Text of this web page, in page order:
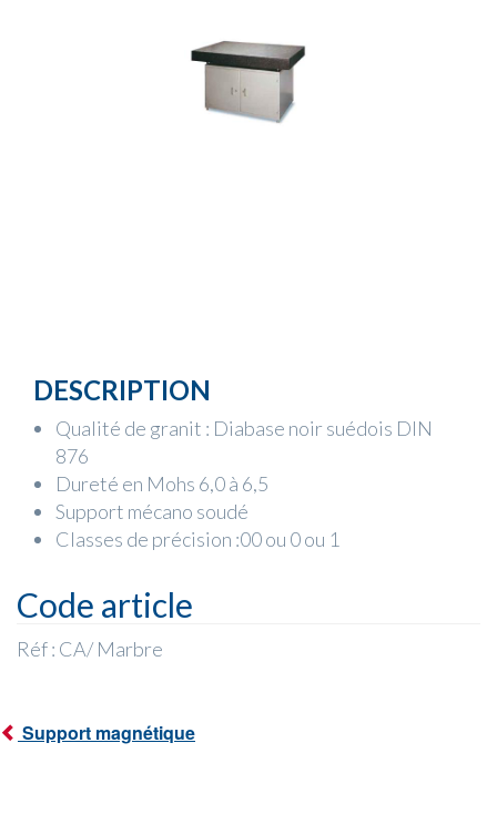
DESCRIPTION
Qualité de granit : Diabase noir suédois DIN
876
Dureté en Mohs 6,0 à 6,5
Support mécano soudé
Classes de précision :00 ou 0 ou 1
Code article
Réf : CA/ Marbre
Support magnétique